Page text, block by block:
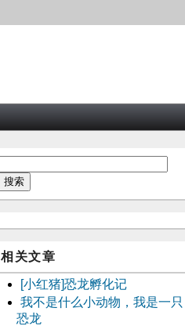
相关文章
[小红猪]恐龙孵化记
我不是什么小动物，我是一只
恐龙